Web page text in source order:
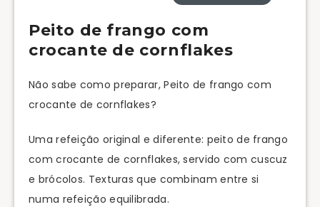
Peito de frango com
crocante de cornflakes
Não sabe como preparar, Peito de frango com
crocante de cornflakes?
Uma refeição original e diferente: peito de frango
com crocante de cornflakes, servido com cuscuz
e brócolos. Texturas que combinam entre si
numa refeição equilibrada.